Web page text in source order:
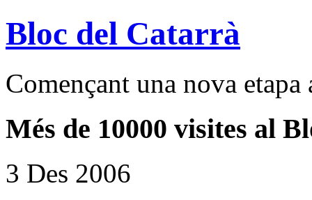
Bloc del Catarrà
Començant una nova
Més de 10000 visites al
3 Des 2006